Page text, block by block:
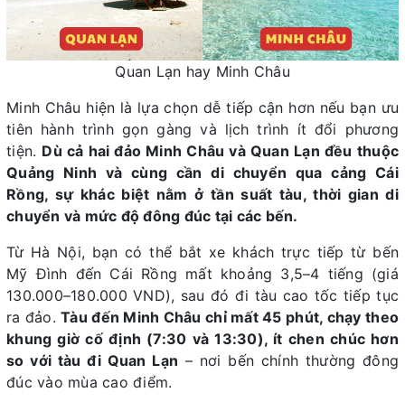
Quan Lạn hay Minh Châu
Minh Châu hiện là lựa chọn dễ tiếp cận hơn nếu bạn ưu
tiên hành trình gọn gàng và lịch trình ít đổi phương
tiện. Dù cả hai đảo Minh Châu và Quan Lạn đều thuộc
Quảng Ninh và cùng cần di chuyển qua cảng Cái
Rồng, sự khác biệt nằm ở tần suất tàu, thời gian di
chuyển và mức độ đông đúc tại các bến.
Từ Hà Nội, bạn có thể bắt xe khách trực tiếp từ bến
Mỹ Đình đến Cái Rồng mất khoảng 3,5–4 tiếng (giá
130.000–180.000 VND), sau đó đi tàu cao tốc tiếp tục
ra đảo.Tàu đến Minh Châu chỉ mất 45 phút, chạy theo
khung giờ cố định (7:30 và 13:30), ít chen chúc hơn
so với tàu đi Quan Lạn – nơi bến chính thường đông
đúc vào mùa cao điểm.